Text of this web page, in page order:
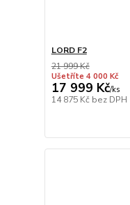
LORD F2
21 999 Kč
Ušetříte 4 000 Kč
17 999 Kč/ks
14 875 Kč bez DPH